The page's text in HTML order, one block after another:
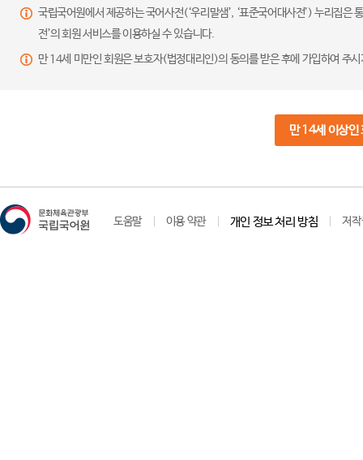
국립국어원에서 제공하는 국어사전(‘우리말샘’, ‘표준국어대사전’) 누리집
전’의 회원 서비스를 이용하실 수 있습니다.
만 14세 미만인 회원은 보호자(법정대리인)의 동의를 받은 후에 가입하여 주
만 14세 이상인
도움말 이용 약관 개인 정보 처리 방침 저